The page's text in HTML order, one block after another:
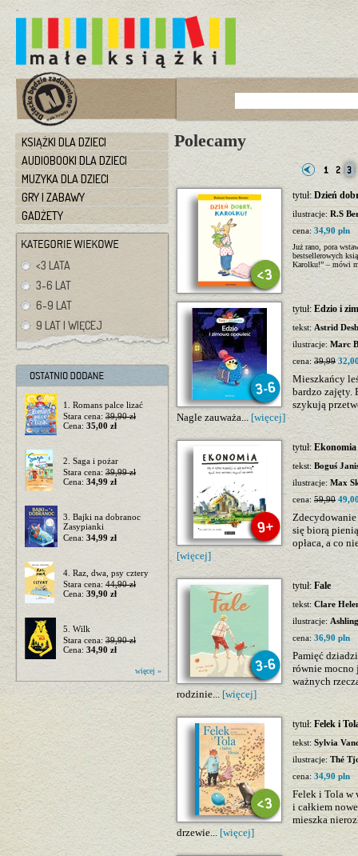
KSIĄŻKI DLA DZIECI
AUDIOBOOKI DLA DZIECI
MUZYKA DLA DZIECI
GRY I ZABAWY
GADŻETY
<3 LATA
3-6 LAT
6-9 LAT
9 LAT I WIĘCEJ
1. Romans palce lizać
Stara cena: 39,90 zł
Cena: 35,00 zł
2. Saga i pożar
Stara cena: 39,99 zł
Cena: 34,99 zł
3. Bajki na dobranoc
Zasypianki
Cena: 34,99 zł
4. Raz, dwa, psy cztery
Stara cena: 44,90 zł
Cena: 39,90 zł
5. Wilk
Stara cena: 39,90 zł
Cena: 34,90 zł
więcej »
Polecamy
tytuł:Dzień
ilustracje: R.S
cena: 34,90 pln
Już rano, pora
bestsellerowych
Karolku!” – mówi
tytuł: Edzio i
tekst: Astrid
ilustracje: Marc
cena: 39,99
Mieszkańcy
bardzo zajęty.
szykują
Nagle zauważa... [więcej]
tytuł: Ekonomia
tekst: Boguś
ilustracje: Max
cena: 59,90
się biorą
opłaca, a co
[więcej]
tytuł: Fale
tekst: Clare
ilustracje:
cena: 36,90 pln
Pamięć
równie mocno
ważnych
rodzinie...[więcej]
tytuł: Felek i
tekst: Sylvia
ilustracje: Thé
cena: 34,90 pln
Felek i Tola w
i całkiem
mieszka
drzewie... [więcej]